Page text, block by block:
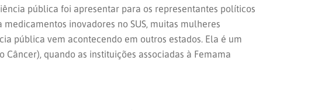
pública foi apresentar para os representantes políticos
inovadores no SUS, muitas mulheres
pública vem acontecendo em outros estados. Ela é um
quando as instituições associadas à Femama